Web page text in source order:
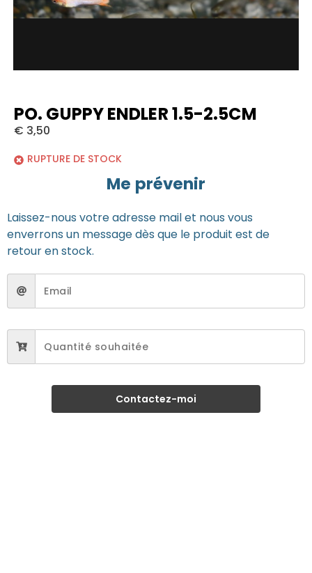
PO. GUPPY ENDLER 1.5-2.5CM
€ 3,50
RUPTURE DE STOCK
Me prévenir
Laissez-nous votre adresse mail et nous vous
enverrons un message dès que le produit est de
retour en stock.
Contactez-moi